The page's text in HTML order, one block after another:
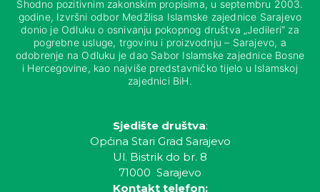
Shodno pozitivnim zakonskim propisima, u septembru 2003.
godine, Izvršni odbor Medžlisa Islamske zajednice Sarajevo
donio je Odluku o osnivanju pokopnog društva „Jedileri“ za
pogrebne usluge, trgovinu i proizvodnju – Sarajevo, a
odobrenje na Odluku je dao Sabor Islamske zajednice Bosne
i Hercegovine, kao najviše predstavničko tijelo u Islamskoj
zajednici BiH.
Sjedište društva:
Općina Stari Grad Sarajevo
Ul. Bistrik do br. 8
71000 Sarajevo
Kontakt telefon: